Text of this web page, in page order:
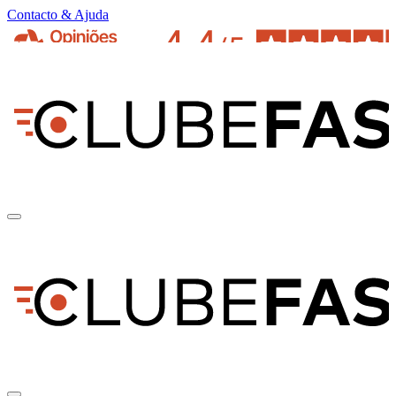
Contacto & Ajuda